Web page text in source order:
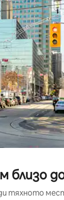
близо
тяхното